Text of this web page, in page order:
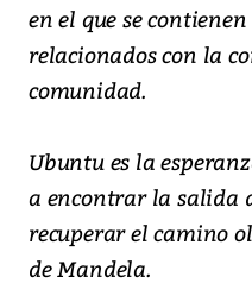
en el que se
relacionados con la
comunidad.
Ubuntu es la
a encontrar la salida
recuperar el camino
de Mandela.